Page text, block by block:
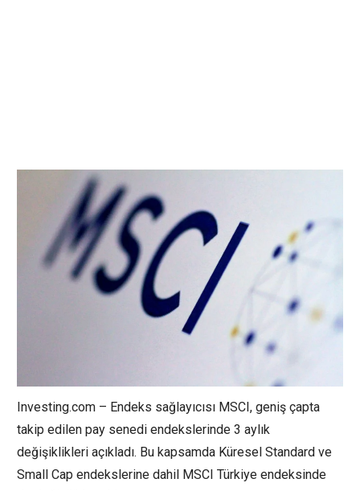
Investing.com – Endeks sağlayıcısı MSCI, geniş çapta
takip edilen pay senedi endekslerinde 3 aylık
değişiklikleri açıkladı. Bu kapsamda Küresel Standard ve
Small Cap endekslerine dahil MSCI Türkiye endeksinde